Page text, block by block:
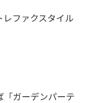
ファクスタイル
「ガーデンパーテ